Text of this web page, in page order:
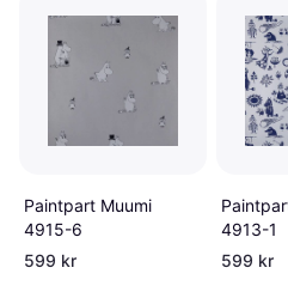
Paintpart Muumi
4915-6
599 kr
4913-1
599 kr